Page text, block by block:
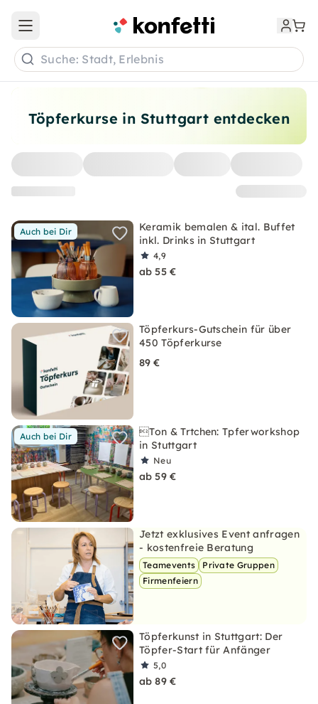
Töpferkurse in Stuttgart entdecken
Auch bei Dir
Keramik bemalen & ital. Buffet
inkl. Drinks in Stuttgart
4,9
ab 55 €
Töpferkurs-Gutschein für über
450 Töpferkurse
89 €
Auch bei Dir
Ton & Trtchen: Tpferworkshop
in Stuttgart
Neu
ab 59 €
Jetzt exklusives Event anfragen
- kostenfreie Beratung
Teamevents
Private Gruppen
Firmenfeiern
Töpferkunst in Stuttgart: Der
Töpfer-Start für Anfänger
5,0
ab 89 €
Open main menu
Suche: Stadt, Erlebnis